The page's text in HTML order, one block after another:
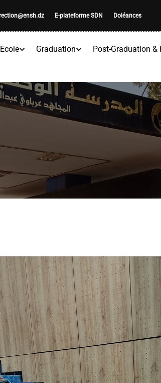
E-plateforme SDN Doléances
Ecole Graduation Post-Graduation &